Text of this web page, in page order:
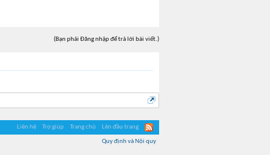
(Bạn phải Đăng nhập để trả lời bài viết.)
Liên hệ Trợ giúp Trang chủ Lên đầu trang
Quy định và Nội quy